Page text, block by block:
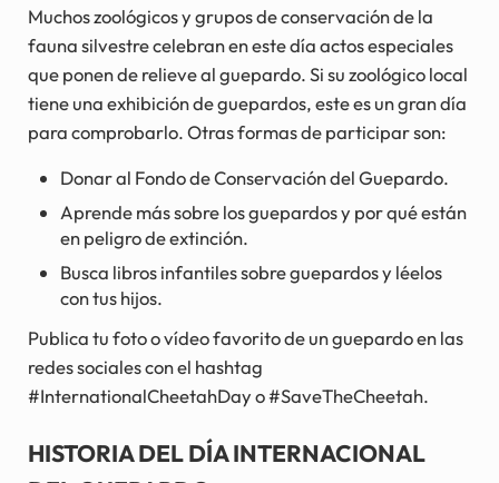
Muchos zoológicos y grupos de conservación de la
fauna silvestre celebran en este día actos especiales
que ponen de relieve al guepardo. Si su zoológico local
tiene una exhibición de guepardos, este es un gran día
para comprobarlo. Otras formas de participar son:
Donar al Fondo de Conservación del Guepardo.
Aprende más sobre los guepardos y por qué están
en peligro de extinción.
Busca libros infantiles sobre guepardos y léelos
con tus hijos.
Publica tu foto o vídeo favorito de un guepardo en las
redes sociales con el hashtag
#InternationalCheetahDay o #SaveTheCheetah.
HISTORIA DEL DÍA INTERNACIONAL